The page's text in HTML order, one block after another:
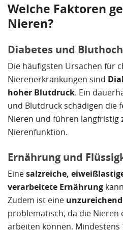
Welche Faktoren
Nieren?
Diabetes und
Die häufigsten Ursachen für
Nierenerkrankungen sind
hoher Blutdruck. Ein
und Blutdruck schädigen die
Nieren und führen langfristig
Nierenfunktion.
Ernährung und
Einesalzreiche,
verarbeitete Ernährung
Zudem ist eine
problematisch, da die
arbeiten können. Mindestens